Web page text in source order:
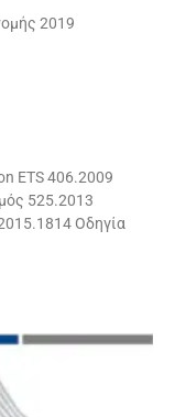
2019
ETS 406.2009
525.2013
Οδηγία